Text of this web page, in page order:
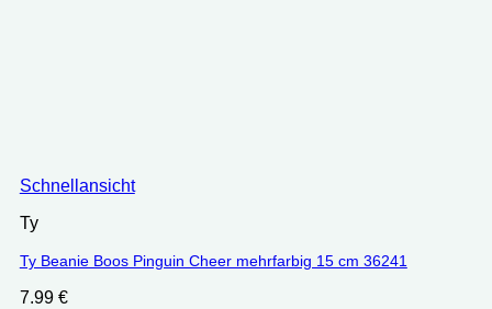
Schnellansicht
Ty
Ty Beanie Boos Pinguin Cheer mehrfarbig 15 cm 36241
7.99 €